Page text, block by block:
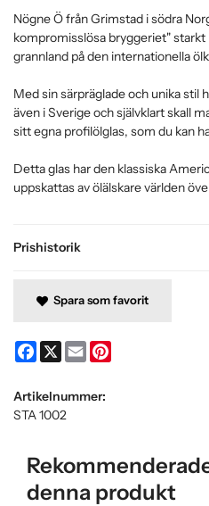
Prishistorik
Nögne Ö från Grimstad i södra
kompromisslösa bryggeriet"
grannland på den internationella
Med sin särpräglade och unika stil
även i Sverige och självklart skall
sitt egna profilölglas, som du kan
Detta glas har den klassiska
uppskattas av ölälskare världen
Spara som favorit
Facebook
X Email
Artikelnummer:
STA 1002
denna produkt